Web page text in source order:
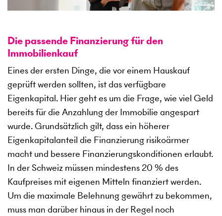
Die passende Finanzierung für den
Immobilienkauf
Eines der ersten Dinge, die vor einem Hauskauf
geprüft werden sollten, ist das verfügbare
Eigenkapital. Hier geht es um die Frage, wie viel Geld
bereits für die Anzahlung der Immobilie angespart
wurde. Grundsätzlich gilt, dass ein höherer
Eigenkapitalanteil die Finanzierung risikoärmer
macht und bessere Finanzierungskonditionen erlaubt.
In der Schweiz müssen mindestens 20 % des
Kaufpreises mit eigenen Mitteln finanziert werden.
Um die maximale Belehnung gewährt zu bekommen,
muss man darüber hinaus in der Regel noch